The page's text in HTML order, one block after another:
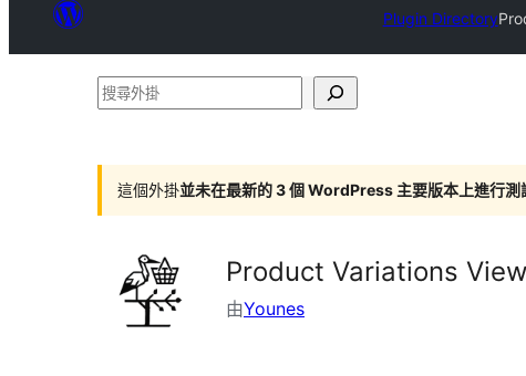
Plugin Directory
搜
這個外掛並未在最新的 3 個 WordPress 主要版本上進行測
Product Variations
由Younes